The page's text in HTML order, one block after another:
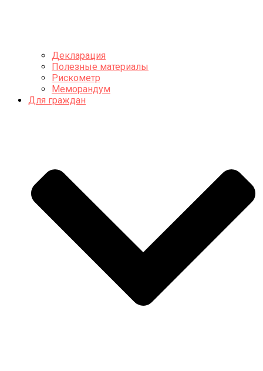
Декларация
Полезные материалы
Рискометр
Меморандум
Для граждан